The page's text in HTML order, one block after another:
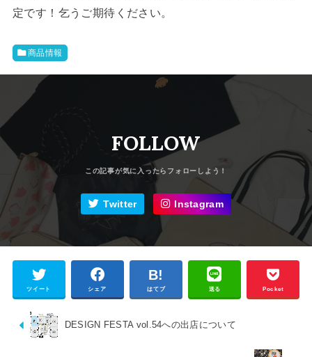
定です！乞うご期待ください。
商品情報
FOLLOW
Twitter Instagram
ツイート シェア はてブ 送る Pocket
DESIGN FESTA vol.54への出店について